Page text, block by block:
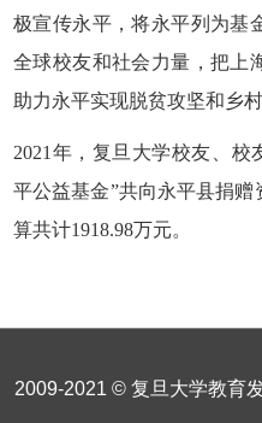
极宣传永平，将永平列为基
全球校友和社会力量，把上
助力永平实现脱贫攻坚和乡村
2021年，复旦大学校友、校
平公益基金”共向永平县捐
算共计1918.98万元。
2009-2021 © 复旦大学教育